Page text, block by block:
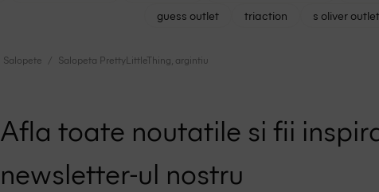
guess outlet
triaction s oliver outlet
Salopete Salopeta PrettyLittleThing, argintiu
Afla toate noutatile si fii
newsletter-ul nostru